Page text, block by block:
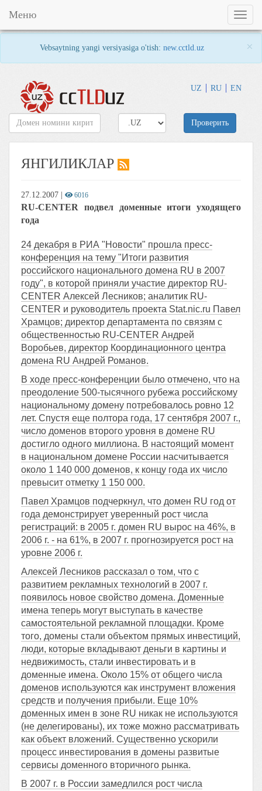
Vebsaytning yangi versiyasiga o'tish: new.cctld.uz ×
UZ RU EN
Toggle
Меню
Проверить
ЯНГИЛИКЛАР
27.12.2007 6016
RU-CENTER подвел доменные итоги уходящего
года
24 декабря в РИА "Новости" прошла пресс-
конференция на тему "Итоги развития
российского национального домена RU в 2007
году", в которой приняли участие директор RU-
CENTER Алексей Лесников; аналитик RU-
CENTER и руководитель проекта Stat.nic.ru Павел
Храмцов; директор департамента по связям с
общественностью RU-CENTER Андрей
Воробьев, директор Координационного центра
домена RU Андрей Романов.
В ходе пресс-конференции было отмечено, что на
преодоление 500-тысячного рубежа российскому
национальному домену потребовалось ровно 12
лет. Спустя еще полтора года, 17 сентября 2007 г.,
число доменов второго уровня в домене RU
достигло одного миллиона. В настоящий момент
в национальном домене России насчитывается
около 1 140 000 доменов, к концу года их число
превысит отметку 1 150 000.
Павел Храмцов подчеркнул, что домен RU год от
года демонстрирует уверенный рост числа
регистраций: в 2005 г. домен RU вырос на 46%, в
2006 г. - на 61%, в 2007 г. прогнозируется рост на
уровне 2006 г.
Алексей Лесников рассказал о том, что с
развитием рекламных технологий в 2007 г.
появилось новое свойство домена. Доменные
имена теперь могут выступать в качестве
самостоятельной рекламной площадки. Кроме
того, домены стали объектом прямых инвестиций,
люди, которые вкладывают деньги в картины и
недвижимость, стали инвестировать и в
доменные имена. Около 15% от общего числа
доменов используются как инструмент вложения
средств и получения прибыли. Еще 10%
доменных имен в зоне RU никак не используются
(не делегированы), их тоже можно рассматривать
как объект вложений. Существенно ускорили
процесс инвестирования в домены развитые
сервисы доменного вторичного рынка.
В 2007 г. в России замедлился рост числа